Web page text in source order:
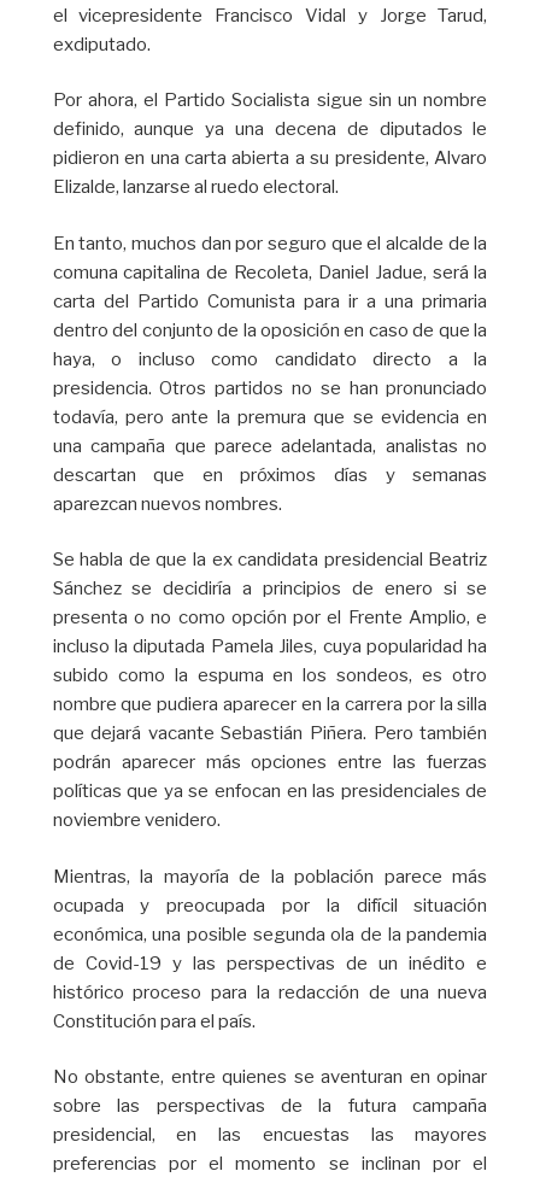
el vicepresidente Francisco Vidal y Jorge Tarud,
exdiputado.
Por ahora, el Partido Socialista sigue sin un nombre
definido, aunque ya una decena de diputados le
pidieron en una carta abierta a su presidente, Alvaro
Elizalde, lanzarse al ruedo electoral.
En tanto, muchos dan por seguro que el alcalde de la
comuna capitalina de Recoleta, Daniel Jadue, será la
carta del Partido Comunista para ir a una primaria
dentro del conjunto de la oposición en caso de que la
haya, o incluso como candidato directo a la
presidencia. Otros partidos no se han pronunciado
todavía, pero ante la premura que se evidencia en
una campaña que parece adelantada, analistas no
descartan que en próximos días y semanas
aparezcan nuevos nombres.
Se habla de que la ex candidata presidencial Beatriz
Sánchez se decidiría a principios de enero si se
presenta o no como opción por el Frente Amplio, e
incluso la diputada Pamela Jiles, cuya popularidad ha
subido como la espuma en los sondeos, es otro
nombre que pudiera aparecer en la carrera por la silla
que dejará vacante Sebastián Piñera. Pero también
podrán aparecer más opciones entre las fuerzas
políticas que ya se enfocan en las presidenciales de
noviembre venidero.
Mientras, la mayoría de la población parece más
ocupada y preocupada por la difícil situación
económica, una posible segunda ola de la pandemia
de Covid-19 y las perspectivas de un inédito e
histórico proceso para la redacción de una nueva
Constitución para el país.
No obstante, entre quienes se aventuran en opinar
sobre las perspectivas de la futura campaña
presidencial, en las encuestas las mayores
preferencias por el momento se inclinan por el